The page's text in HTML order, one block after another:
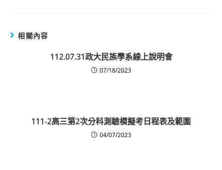
相關內容
112.07.31政大民族學系線上說明會
07/18/2023
111-2高三第2次分科測驗模擬考日程表及範圍
04/07/2023